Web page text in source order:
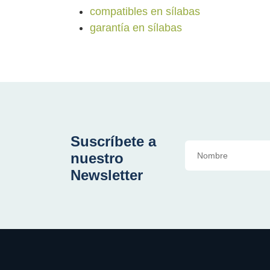
compatibles en sílabas
garantía en sílabas
Suscríbete a
nuestro
Newsletter